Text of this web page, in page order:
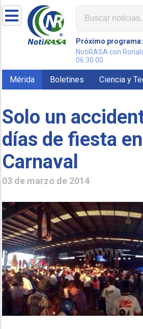
Próximo programa:
NotiRASA con
06:30:00
Mérida Boletines Ciencia y
Solo un
días de fiesta
Carnaval
03 de marzo de 2014